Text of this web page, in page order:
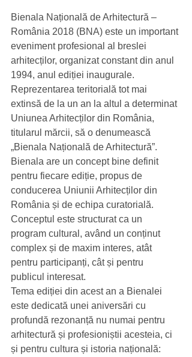
Bienala Națională de Arhitectură –
România 2018 (BNA) este un important
eveniment profesional al breslei
arhitecților, organizat constant din anul
1994, anul ediției inaugurale.
Reprezentarea teritorială tot mai
extinsă de la un an la altul a determinat
Uniunea Arhitecților din România,
titularul mărcii, să o denumească
„Bienala Națională de Arhitectură”.
Bienala are un concept bine definit
pentru fiecare ediție, propus de
conducerea Uniunii Arhitecților din
România și de echipa curatorială.
Conceptul este structurat ca un
program cultural, având un conținut
complex și de maxim interes, atât
pentru participanți, cât și pentru
publicul interesat.
Tema ediției din acest an a Bienalei
este dedicată unei aniversări cu
profundă rezonanță nu numai pentru
arhitectură și profesioniștii acesteia, ci
și pentru cultura și istoria națională: